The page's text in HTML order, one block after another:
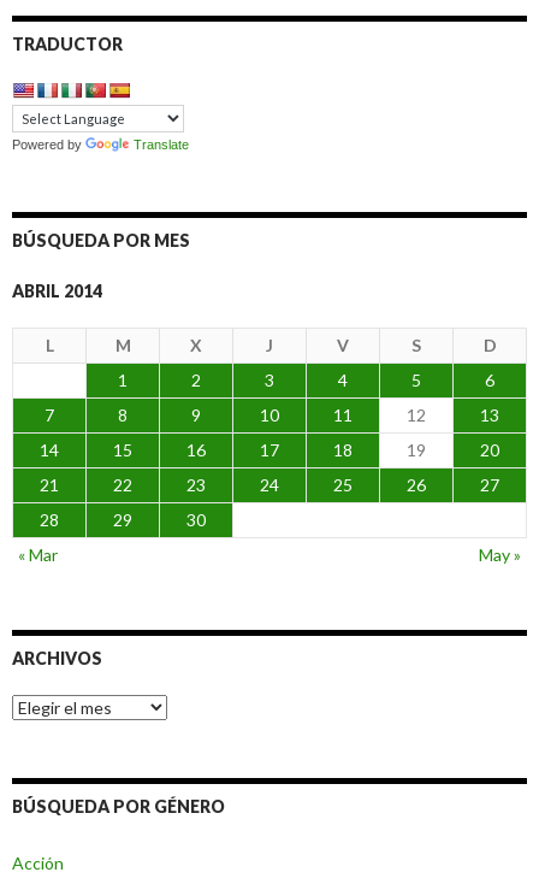
TRADUCTOR
Powered by Translate
BÚSQUEDA POR MES
ABRIL 2014
L M X J V S
D
1
2 3 4 5
6
7
8 9 10 11 12
13
14
15 16 17 18 19
20
21
22 23 24 25 26
27
28
29
30
« Mar
May »
ARCHIVOS
Archivos
BÚSQUEDA POR GÉNERO
Acción